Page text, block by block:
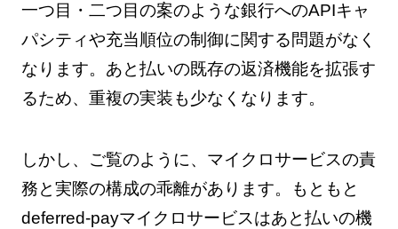
一つ目・二つ目の案のような銀行へのAPIキャ
パシティや充当順位の制御に関する問題がなく
なります。あと払いの既存の返済機能を拡張す
るため、重複の実装も少なくなります。
しかし、ご覧のように、マイクロサービスの責
務と実際の構成の乖離があります。もともと
deferred-payマイクロサービスはあと払いの機